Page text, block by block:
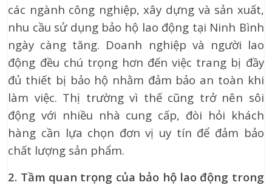
các ngành công nghiệp, xây dựng và sản xuất,
nhu cầu sử dụng bảo hộ lao động tại Ninh Bình
ngày càng tăng. Doanh nghiệp và người lao
động đều chú trọng hơn đến việc trang bị đầy
đủ thiết bị bảo hộ nhằm đảm bảo an toàn khi
làm việc. Thị trường vì thế cũng trở nên sôi
động với nhiều nhà cung cấp, đòi hỏi khách
hàng cần lựa chọn đơn vị uy tín để đảm bảo
chất lượng sản phẩm.
2. Tầm quan trọng của bảo hộ lao động trong